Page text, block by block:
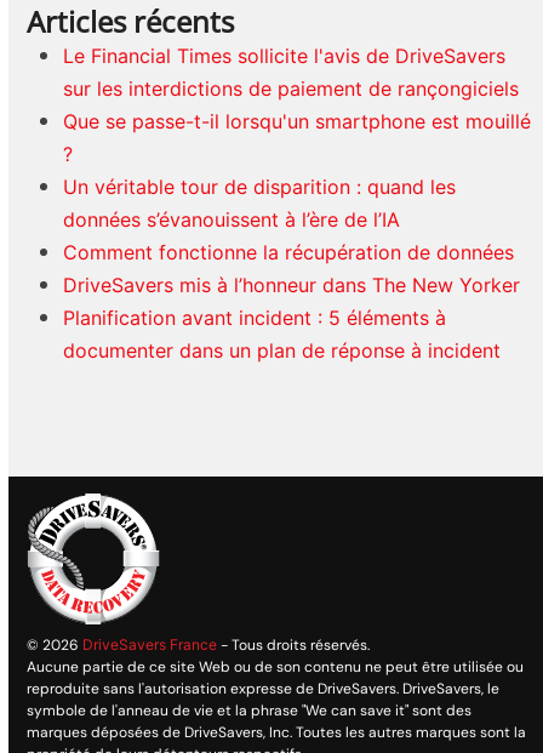
Articles récents
Le Financial Times sollicite l'avis de DriveSavers
sur les interdictions de paiement de rançongiciels
Que se passe-t-il lorsqu'un smartphone est mouillé
?
Un véritable tour de disparition : quand les
données s’évanouissent à l’ère de l’IA
Comment fonctionne la récupération de données
DriveSavers mis à l’honneur dans The New Yorker
Planification avant incident : 5 éléments à
documenter dans un plan de réponse à incident
© 2026 DriveSavers France - Tous droits réservés.
Aucune partie de ce site Web ou de son contenu ne peut être utilisée ou
reproduite sans l'autorisation expresse de DriveSavers. DriveSavers, le
symbole de l'anneau de vie et la phrase "We can save it" sont des
marques déposées de DriveSavers, Inc. Toutes les autres marques sont la